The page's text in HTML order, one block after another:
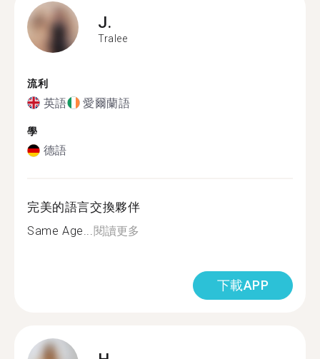
J.
Tralee
流利
英語 愛爾蘭語
學
德語
完美的語言交換夥伴
Same Age...閱讀更多
下載APP